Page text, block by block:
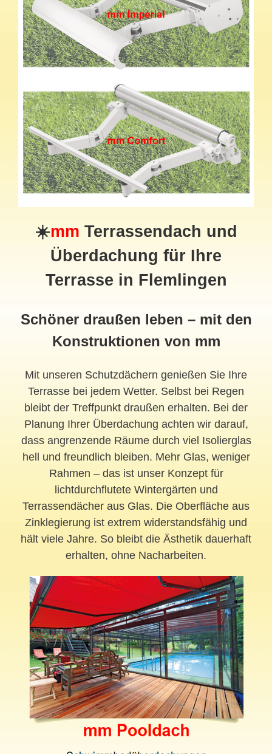
☀️mm Terrassendach und
Überdachung für Ihre
Terrasse in Flemlingen
Schöner draußen leben – mit den
Konstruktionen von mm
Mit unseren Schutzdächern genießen Sie Ihre
Terrasse bei jedem Wetter. Selbst bei Regen
bleibt der Treffpunkt draußen erhalten. Bei der
Planung Ihrer Überdachung achten wir darauf,
dass angrenzende Räume durch viel Isolierglas
hell und freundlich bleiben. Mehr Glas, weniger
Rahmen – das ist unser Konzept für
lichtdurchflutete Wintergärten und
Terrassendächer aus Glas. Die Oberfläche aus
Zinklegierung ist extrem widerstandsfähig und
hält viele Jahre. So bleibt die Ästhetik dauerhaft
erhalten, ohne Nacharbeiten.